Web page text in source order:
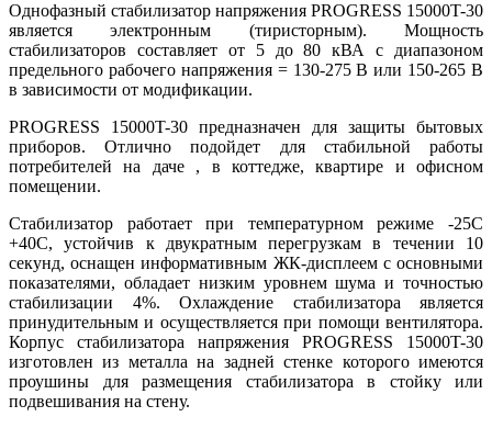
Однофазный стабилизатор напряжения PROGRESS 15000T-30
является электронным (тиристорным). Мощность
стабилизаторов составляет от 5 до 80 кВА с диапазоном
предельного рабочего напряжения = 130-275 В или 150-265 В
в зависимости от модификации.
PROGRESS 15000T-30 предназначен для защиты бытовых
приборов. Отлично подойдет для стабильной работы
потребителей на даче , в коттедже, квартире и офисном
помещении.
Стабилизатор работает при температурном режиме -25С
+40С, устойчив к двукратным перегрузкам в течении 10
секунд, оснащен информативным ЖК-дисплеем с основными
показателями, обладает низким уровнем шума и точностью
стабилизации 4%. Охлаждение стабилизатора является
принудительным и осуществляется при помощи вентилятора.
Корпус стабилизатора напряжения PROGRESS 15000T-30
изготовлен из металла на задней стенке которого имеются
проушины для размещения стабилизатора в стойку или
подвешивания на стену.